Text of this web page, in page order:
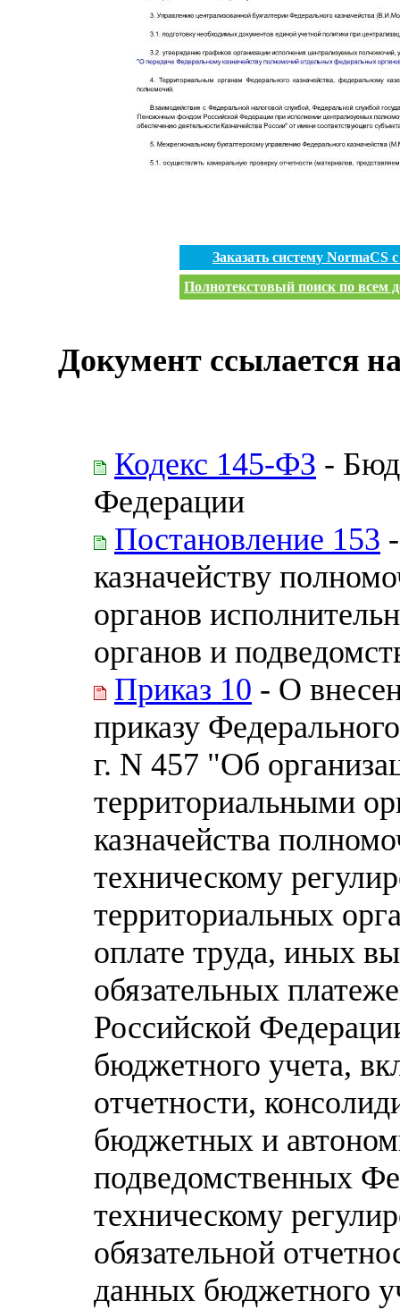
Заказать систему
Полнотекстовый поиск по всем
Документ ссылается
Кодекс 145-ФЗ -
Федерации
Постановление 153
казначейству
органов
органов и
Приказ 10 - О
приказу
г. N 457 "Об
территориальными
казначейства
техническому
территориальных
оплате труда, иных
обязательных
Российской
бюджетного учета,
отчетности,
бюджетных и
подведомственных
техническому
обязательной
данных бюджетного